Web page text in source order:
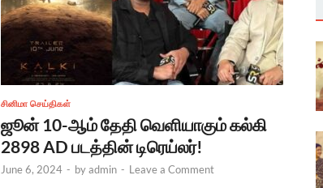
சினிமா செய்திகள்
ஜூன் 10-ஆம் தேதி வெளியாகும் கல்கி
2898 AD படத்தின் டிரெய்லர்!
June 6, 2024 - byadmin - Leave a Comment